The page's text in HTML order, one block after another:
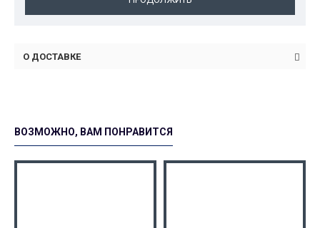
О ДОСТАВКЕ
ВОЗМОЖНО, ВАМ ПОНРАВИТСЯ